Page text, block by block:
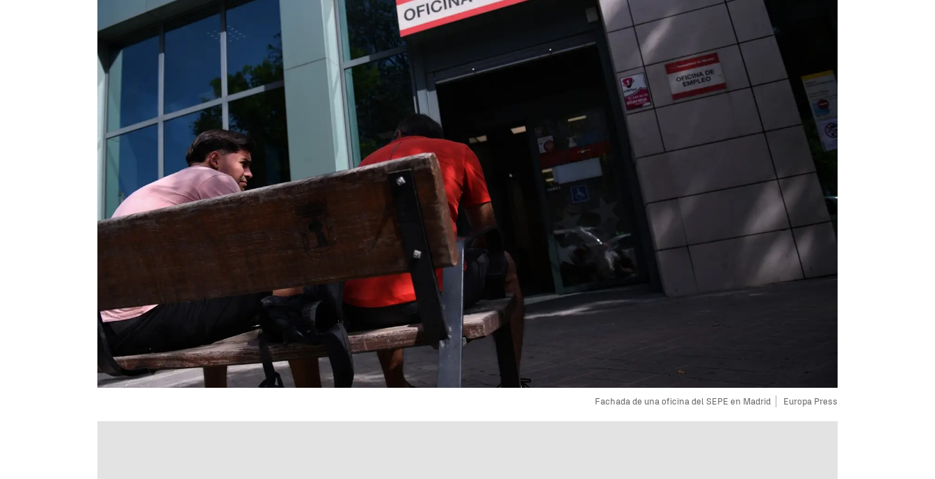
Fachada de una oficina del SEPE en Madrid Europa Press